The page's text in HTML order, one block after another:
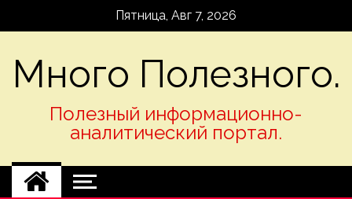
Пятница, Авг 7, 2026
Много Полезного.
Полезный информационно-
аналитический портал.